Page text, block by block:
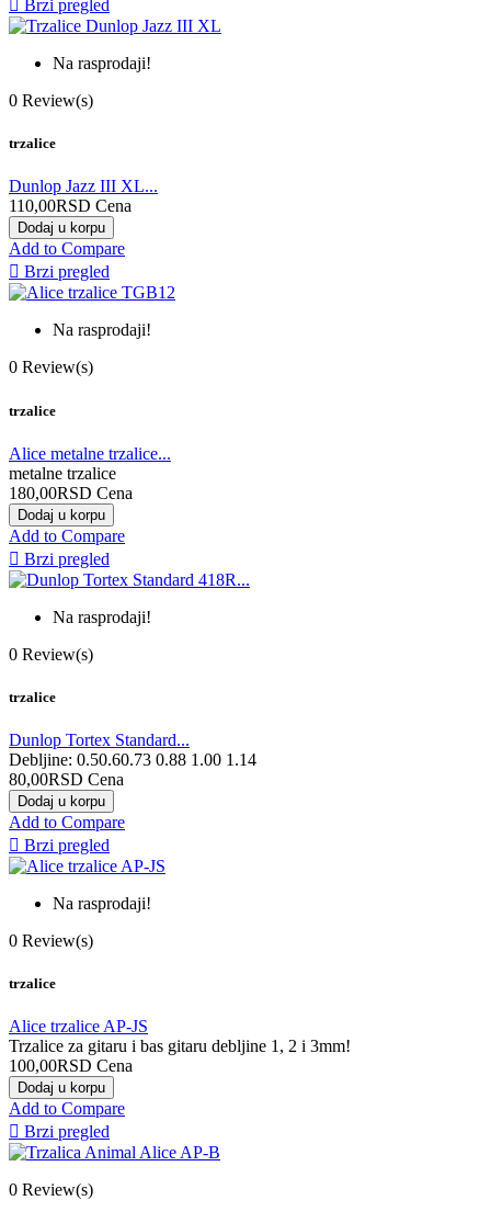
 Brzi pregled
Na rasprodaji!
0 Review(s)
trzalice
Dunlop Jazz III XL...
110,00RSD Cena
Dodaj u korpu
Add to Compare
 Brzi pregled
Na rasprodaji!
0 Review(s)
trzalice
Alice metalne trzalice...
metalne trzalice
180,00RSD Cena
Dodaj u korpu
Add to Compare
 Brzi pregled
Na rasprodaji!
0 Review(s)
trzalice
Dunlop Tortex Standard...
Debljine: 0.50.60.73 0.88 1.00 1.14
80,00RSD Cena
Dodaj u korpu
Add to Compare
 Brzi pregled
Na rasprodaji!
0 Review(s)
trzalice
Alice trzalice AP-JS
Trzalice za gitaru i bas gitaru debljine 1, 2 i 3mm!
100,00RSD Cena
Dodaj u korpu
Add to Compare
 Brzi pregled
0 Review(s)